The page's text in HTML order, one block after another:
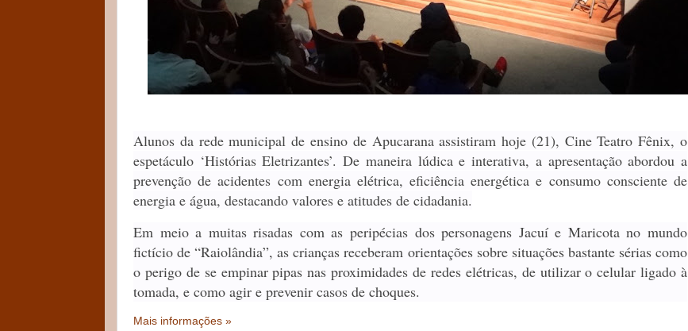
Alunos da rede municipal de ensino de Apucarana assistiram hoje (21), Cine Teatro Fênix, o
espetáculo ‘Histórias Eletrizantes’. De maneira lúdica e interativa, a apresentação abordou a
prevenção de acidentes com energia elétrica, eficiência energética e consumo consciente de
energia e água, destacando valores e atitudes de cidadania.
Em meio a muitas risadas com as peripécias dos personagens Jacuí e Maricota no mundo
fictício de “Raiolândia”, as crianças receberam orientações sobre situações bastante sérias como
o perigo de se empinar pipas nas proximidades de redes elétricas, de utilizar o celular ligado à
tomada, e como agir e prevenir casos de choques.
Mais informações »